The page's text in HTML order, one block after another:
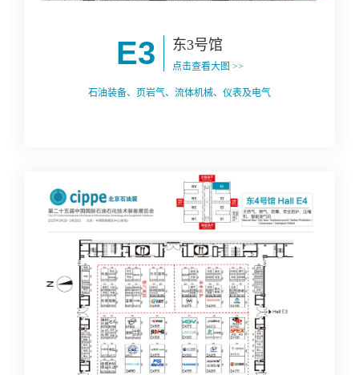
E3 东3号馆
点击查看大图 >>
石油装备、页岩气、流体机械、仪表及电气